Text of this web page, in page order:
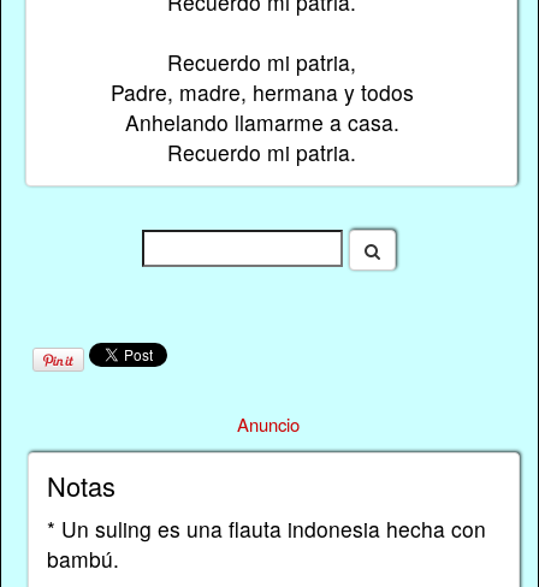
Recuerdo mi patria,
Padre, madre, hermana y todos
Anhelando llamarme a casa.
Recuerdo mi patria.
Anuncio
Notas
* Un suling es una flauta indonesia hecha con
bambú.